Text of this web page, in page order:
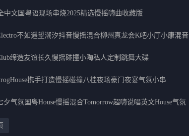
中文国粤语现场串烧2025精选慢摇嗨曲收藏版
不如遥望潮汐抖音慢摇混合柳州真龙会K吧小厅小康混音
缔造友谊长久慢摇碰撞小陶私人定制跳舞大碟
携手打造慢摇碰撞八桂夜场豪门夜宴气氛小串
夕气氛国粤House慢摇混合Tomorrow超嗨说唱英文House气氛